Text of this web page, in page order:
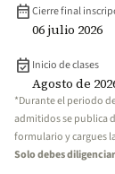
date_rangeCierre final
06 julio 2026
event_available Inicio de clases
Agosto de
*Durante el periodo
admitidos se publica
formulario y cargues
Solo debes